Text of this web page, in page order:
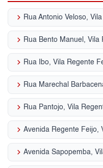
keyboard_arrow_right Rua Antonio Veloso,
keyboard_arrow_right Rua Bento Manuel, Vila
keyboard_arrow_right Rua Ibo, Vila Regente
keyboard_arrow_right Rua Marechal
keyboard_arrow_right Rua Pantojo, Vila
keyboard_arrow_right Avenida Regente Feijo,
keyboard_arrow_right Avenida Sapopemba,